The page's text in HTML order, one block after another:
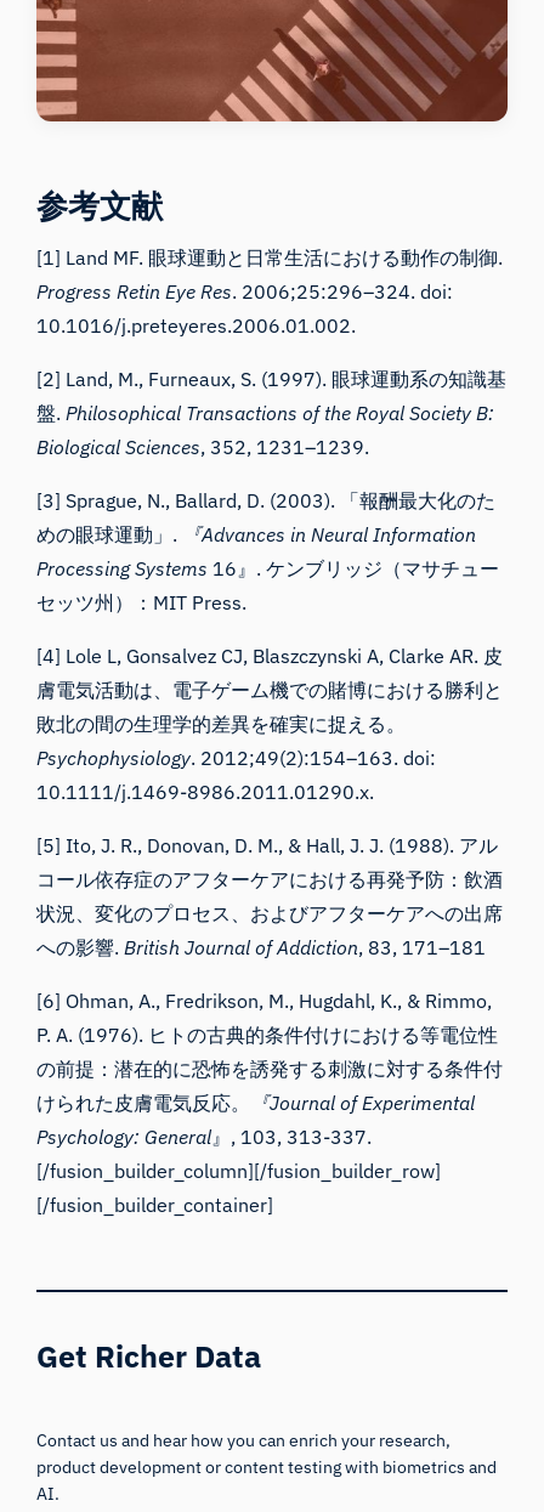
参考文献
[1] Land MF. 眼球運動と日常生活における動作の制御.
Progress Retin Eye Res. 2006;25:296–324. doi:
10.1016/j.preteyeres.2006.01.002.
[2] Land, M., Furneaux, S. (1997). 眼球運動系の知識基
盤.Philosophical Transactions of the Royal Society B:
Biological Sciences, 352, 1231–1239.
[3] Sprague, N., Ballard, D. (2003). 「報酬最大化のた
めの眼球運動」.
『Advances in Neural Information
Processing Systems 16』. ケンブリッジ（マサチュー
セッツ州）：MIT Press.
[4] Lole L, Gonsalvez CJ, Blaszczynski A, Clarke AR. 皮
膚電気活動は、電子ゲーム機での賭博における勝利と
敗北の間の生理学的差異を確実に捉える。
Psychophysiology. 2012;49(2):154–163. doi:
10.1111/j.1469-8986.2011.01290.x.
[5] Ito, J. R., Donovan, D. M., & Hall, J. J. (1988). アル
コール依存症のアフターケアにおける再発予防：飲酒
状況、変化のプロセス、およびアフターケアへの出席
への影響.British Journal of Addiction, 83, 171–181
[6] Ohman, A., Fredrikson, M., Hugdahl, K., & Rimmo,
P. A. (1976). ヒトの古典的条件付けにおける等電位性
の前提：潜在的に恐怖を誘発する刺激に対する条件付
けられた皮膚電気反応。
『Journal of Experimental
Psychology: General』, 103, 313-337.
[/fusion_builder_column][/fusion_builder_row]
[/fusion_builder_container]
Get Richer Data
Contact us and hear how you can enrich your research,
product development or content testing with biometrics and
AI.